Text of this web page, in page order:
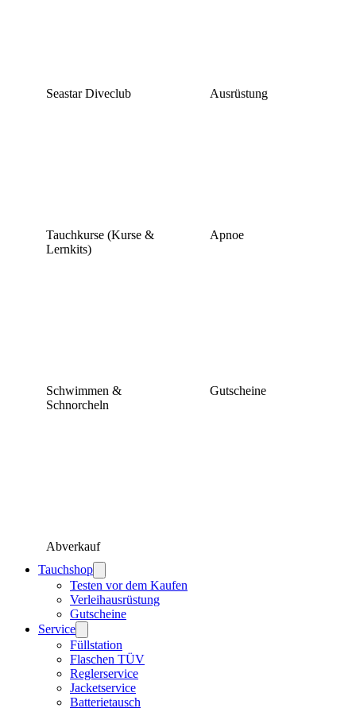
Seastar Diveclub Ausrüstung
Tauchkurse (Kurse &
Lernkits)
Apnoe
Schwimmen &
Schnorcheln
Gutscheine
Abverkauf
Tauchshop
Testen vor dem Kaufen
Verleihausrüstung
Gutscheine
Service
Füllstation
Flaschen TÜV
Reglerservice
Jacketservice
Batterietausch